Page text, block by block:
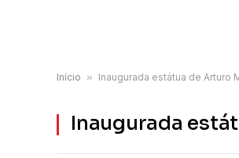
Início » Inaugurada estátua de Arturo
Inaugurada